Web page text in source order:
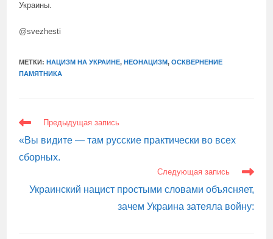
Украины.
@svezhesti
МЕТКИ:НАЦИЗМ НА УКРАИНЕ, НЕОНАЦИЗМ, ОСКВЕРНЕНИЕ
ПАМЯТНИКА
ЕЩЕ
СТАТЬИ
Предыдущая запись
«Вы видите — там русские практически во всех
сборных.
Следующая запись
Украинский нацист простыми словами объясняет,
зачем Украина затеяла войну: